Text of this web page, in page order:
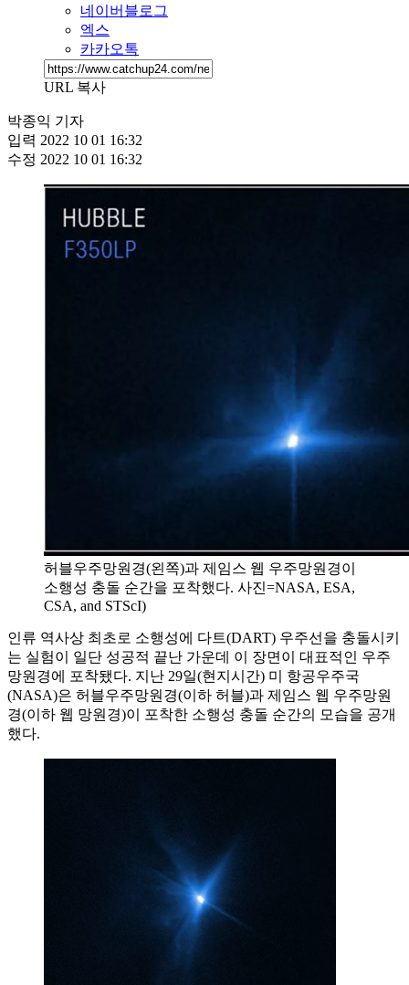
네이버블로그
엑스
카카오톡
URL 복사
박종익 기자
입력 2022 10 01 16:32
수정 2022 10 01 16:32
허블우주망원경(왼쪽)과 제임스 웹 우주망원경이
소행성 충돌 순간을 포착했다. 사진=NASA, ESA,
CSA, and STScI)
인류 역사상 최초로 소행성에 다트(DART) 우주선을 충돌시키
는 실험이 일단 성공적 끝난 가운데 이 장면이 대표적인 우주
망원경에 포착됐다. 지난 29일(현지시간) 미 항공우주국
(NASA)은 허블우주망원경(이하 허블)과 제임스 웹 우주망원
경(이하 웹 망원경)이 포착한 소행성 충돌 순간의 모습을 공개
했다.